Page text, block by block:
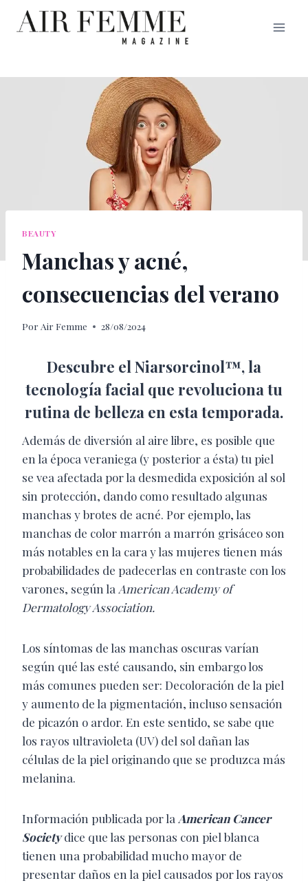
Saltar
BEAUTY
Manchas y acné,
consecuencias del verano
Por Air Femme 28/08/2024
Descubre el Niarsorcinol™, la
tecnología facial que revoluciona tu
rutina de belleza en esta temporada.
Además de diversión al aire libre, es posible que
en la época veraniega (y posterior a ésta) tu piel
se vea afectada por la desmedida exposición al sol
sin protección, dando como resultado algunas
manchas y brotes de acné. Por ejemplo, las
manchas de color marrón a marrón grisáceo son
más notables en la cara y las mujeres tienen más
probabilidades de padecerlas en contraste con los
varones, según la American Academy of
Dermatology Association.
Los síntomas de las manchas oscuras varían
según qué las esté causando, sin embargo los
más comunes pueden ser: Decoloración de la piel
y aumento de la pigmentación, incluso sensación
de picazón o ardor. En este sentido, se sabe que
los rayos ultravioleta (UV) del sol dañan las
células de la piel originando que se produzca más
melanina.
Información publicada por la American Cancer
Societydice que las personas con piel blanca
tienen una probabilidad mucho mayor de
presentar daños en la piel causados por los rayos